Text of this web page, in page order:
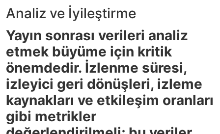
Analiz ve İyileştirme
Yayın sonrası verileri analiz
etmek büyüme için kritik
önemdedir. İzlenme süresi,
izleyici geri dönüşleri, izleme
kaynakları ve etkileşim oranları
gibi metrikler